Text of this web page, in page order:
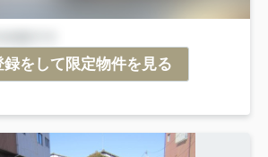
録をして限定物件を見る